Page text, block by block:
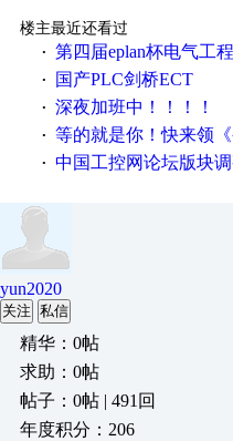
楼主最近还看过
· 第四届eplan杯电气工程设计大
· 国产PLC剑桥ECT
· 深夜加班中！！！！
· 等的就是你！快来领《变形
· 中国工控网论坛版块调整及
yun2020
关注 私信
精华：0帖
求助：0帖
帖子：0帖 | 491回
年度积分：206